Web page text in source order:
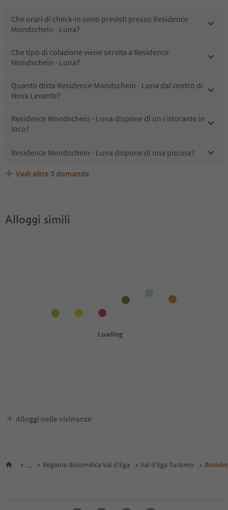
Che orari di check-in sono previsti presso Residence
Mondschein - Luna?
Che tipo di colazione viene servita a Residence
Mondschein - Luna?
Quanto dista Residence Mondschein - Luna dal centro di
Nova Levante?
Residence Mondschein - Luna dispone di un ristorante in
loco?
Residence Mondschein - Luna dispone di una piscina?
Residence Mondschein - Luna accetta animali domestici?
Quali servizi/attività sono disponibili presso Residence
Gli ospiti di Residence Mondschein - Luna ricevono l'Alto
Vedi altre 3 domande
Alloggi simili
Alloggi nelle vicinanze
... Regione dolomitica Val d'Ega Val d'Ega Turismo